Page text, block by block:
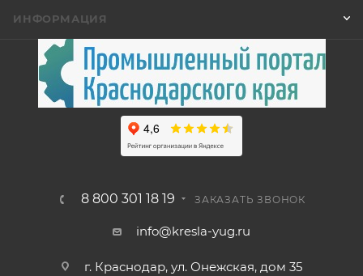
ИНФОРМАЦИЯ
8 800 301 18 19 ЗАКАЗАТЬ ЗВОНОК
info@kresla-yug.ru
г. Краснодар, ул. Онежская, дом 35